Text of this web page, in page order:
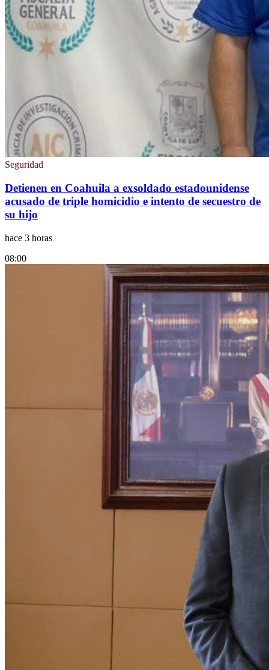
Seguridad
Detienen en Coahuila a exsoldado estadounidense
acusado de triple homicidio e intento de secuestro de
su hijo
hace 3 horas
08:00